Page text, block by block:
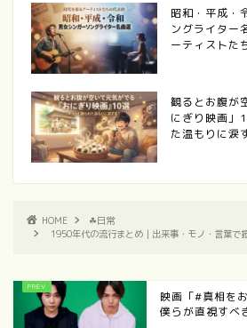
昭和・平成・
ングライター
ーティストた
観るとお腹が
にぎり映画」
た温もりに涙
HOME
☘日常
1950年代の流行まとめ｜出来事・モノ・言葉で
映画「#真相を
僕らが直視すべ